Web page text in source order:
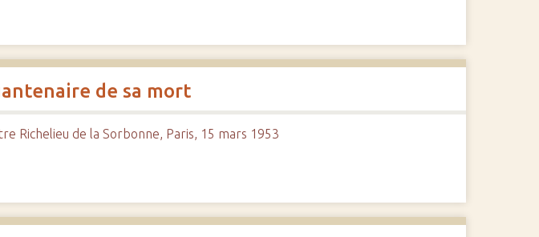
de sa mort
Richelieu de la Sorbonne, Paris, 15 mars 1953